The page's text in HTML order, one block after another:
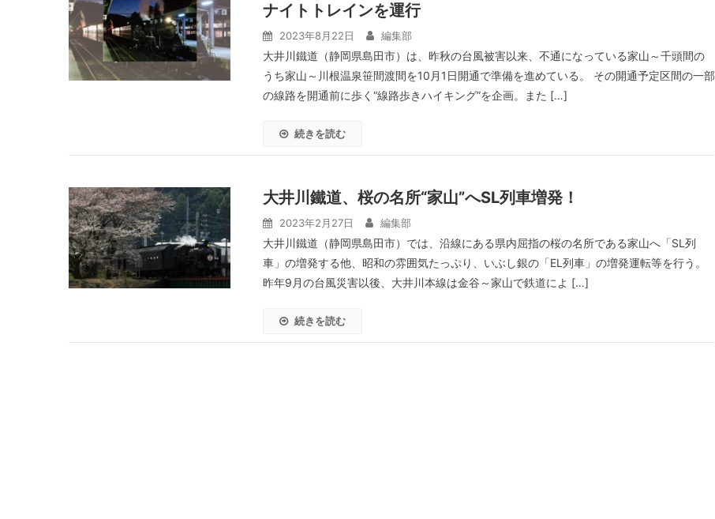
ナイトトレインを運行
2023年8月22日 編集部
大井川鐵道（静岡県島田市）は、昨秋の台風被害以来、不通になっている家山～千頭間の
うち家山～川根温泉笹間渡間を10月1日開通で準備を進めている。 その開通予定区間の一部
の線路を開通前に歩く“線路歩きハイキング”を企画。また […]
続きを読む
大井川鐵道、桜の名所“家山”へSL列車増発！
2023年2月27日 編集部
大井川鐵道（静岡県島田市）では、沿線にある県内屈指の桜の名所である家山へ「SL列
車」の増発する他、昭和の雰囲気たっぷり、いぶし銀の「EL列車」の増発運転等を行う。
昨年9月の台風災害以後、大井川本線は金谷～家山で鉄道によ […]
続きを読む